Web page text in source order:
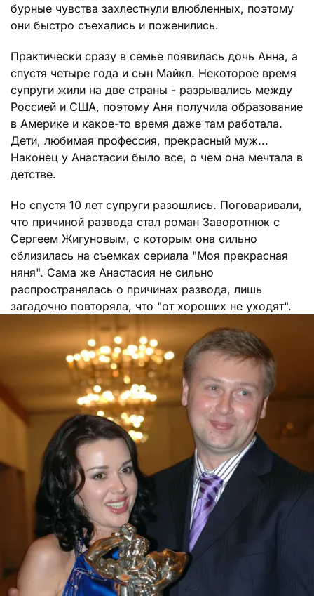
бурные чувства захлестнули влюбленных, поэтому
они быстро съехались и поженились.
Практически сразу в семье появилась дочь Анна, а
спустя четыре года и сын Майкл. Некоторое время
супруги жили на две страны - разрывались между
Россией и США, поэтому Аня получила образование
в Америке и какое-то время даже там работала.
Дети, любимая профессия, прекрасный муж...
Наконец у Анастасии было все, о чем она мечтала в
детстве.
Но спустя 10 лет супруги разошлись. Поговаривали,
что причиной развода стал роман Заворотнюк с
Сергеем Жигуновым, с которым она сильно
сблизилась на съемках сериала "Моя прекрасная
няня". Сама же Анастасия не сильно
распространялась о причинах развода, лишь
загадочно повторяла, что "от хороших не уходят".